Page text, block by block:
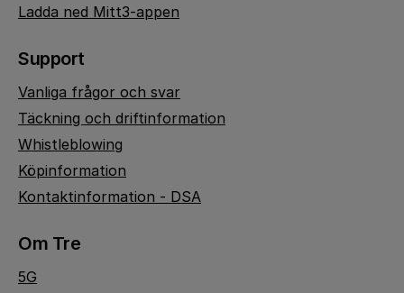
Ladda ned Mitt3-appen
Support
Vanliga frågor och svar
Täckning och driftinformation
Whistleblowing
Köpinformation
Kontaktinformation - DSA
Om Tre
5G